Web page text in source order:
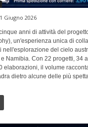
1 Giugno 2026
anni di attività del
un'esperienza unica di
nell'esplorazione del cielo
Namibia. Con 22 progetti, 34
elaborazioni, il volume
dietro alcune delle più